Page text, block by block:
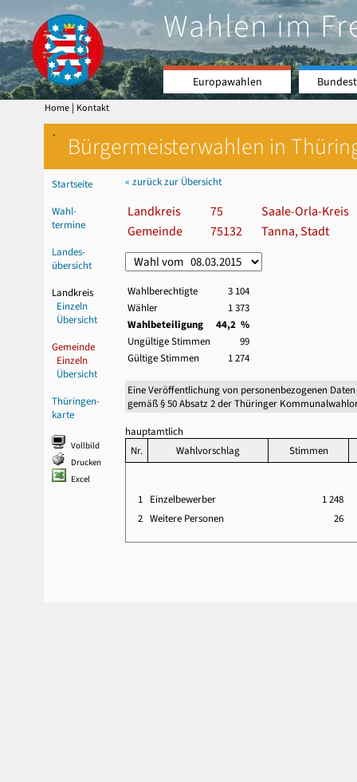
Wahlen im
Europawahlen
Home | Kontakt
` Bürgermeisterwahlen in
Startseite
Wahl-
termine
Landes-
übersicht
Landkreis
Einzeln
Übersicht
Gemeinde
Einzeln
Übersicht
Thüringen-
karte
Vollbild
Drucken
Excel
« zurück zur Übersicht
Landkreis 75
Saale-Orla-Kreis
Gemeinde
75132 Tanna, Stadt
Wahlberechtigte
3 104
Wähler
1 373
Wahlbeteiligung
44,2 %
Ungültige Stimmen
99
Gültige Stimmen
1 274
Eine Veröffentlichung von personenbezogenen
gemäß § 50 Absatz 2 der Thüringer
hauptamtlich
Nr.
Wahlvorschlag Stimmen
1 Einzelbewerber
1 248
2 Weitere Personen 26